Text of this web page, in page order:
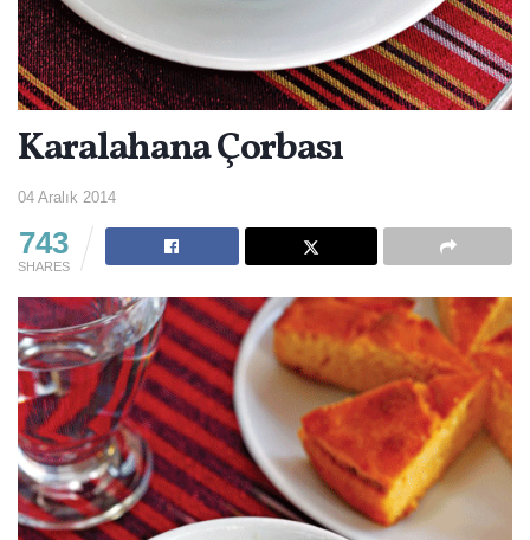
Karalahana Çorbası
04 Aralık 2014
743
SHARES